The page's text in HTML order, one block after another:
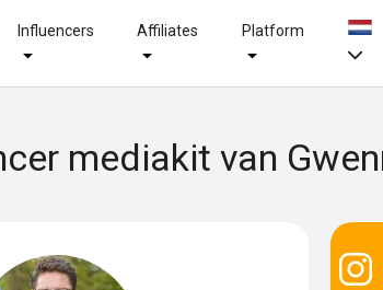
Influencers Affiliates Platform
mediakit van